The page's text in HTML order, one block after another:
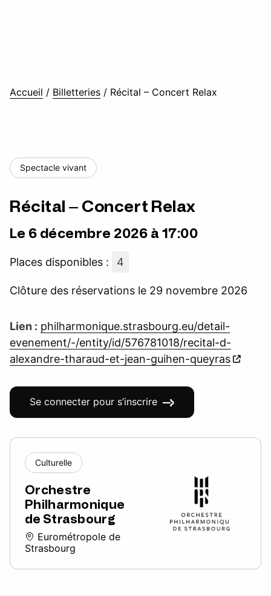
Accueil / Billetteries / Récital – Concert Relax
Spectacle vivant
Récital – Concert Relax
Le 6 décembre 2026 à 17:00
Places disponibles : 4
Clôture des réservations le 29 novembre 2026
Lien : philharmonique.strasbourg.eu/detail-
evenement/-/entity/id/576781018/recital-d-
alexandre-tharaud-et-jean-guihen-queyras
Se connecter pour s’inscrire
Culturelle
Orchestre
Philharmonique
de Strasbourg
Eurométropole de
Strasbourg